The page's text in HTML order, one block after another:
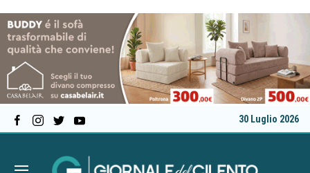
30 Luglio 2026